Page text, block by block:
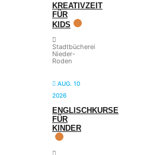
KREATIVZEIT
FÜR
KIDS
Stadtbücherei
Nieder-
Roden
AUG. 10
2026
ENGLISCHKURSE
FÜR
KINDER